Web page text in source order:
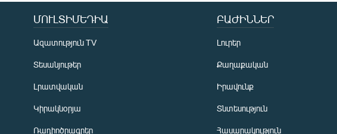
ՄՈՒԼՏԻՄԵԴԻԱ
Ազատություն TV
Տեսանյութեր
Լրատվական
Կիրակնօրյա
Ռադիոծրագրեր
ԲԱԺԻՆՆԵՐ
Լուրեր
Քաղաքական
Իրավունք
Տնտեսություն
Հասարակություն